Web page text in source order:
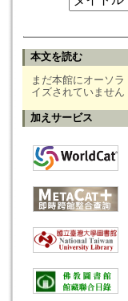
本文を読む
まだ本館にオーソラ
イズされていません
加えサービス